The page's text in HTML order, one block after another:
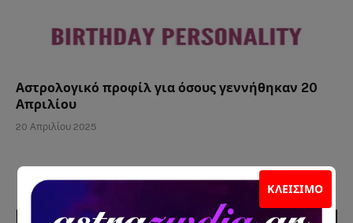
ΚΛΕΊΣΙΜΟ
Αστρολογικό προφίλ για όσους γεννήθηκαν 20
Απριλίου
20 Απριλίου 2025